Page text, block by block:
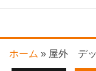
ホーム » 屋外 デ